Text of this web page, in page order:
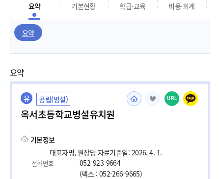
요약 기본현황 학급·교육 비용·회계
요약
요약
유 공립(병설)
옥서초등학교병설유치원
URL
기본정보
대표자명, 원장명 자료기준일: 2026. 4. 1.
전화번호
052-923-9664
(팩스 : 052-266-9665)